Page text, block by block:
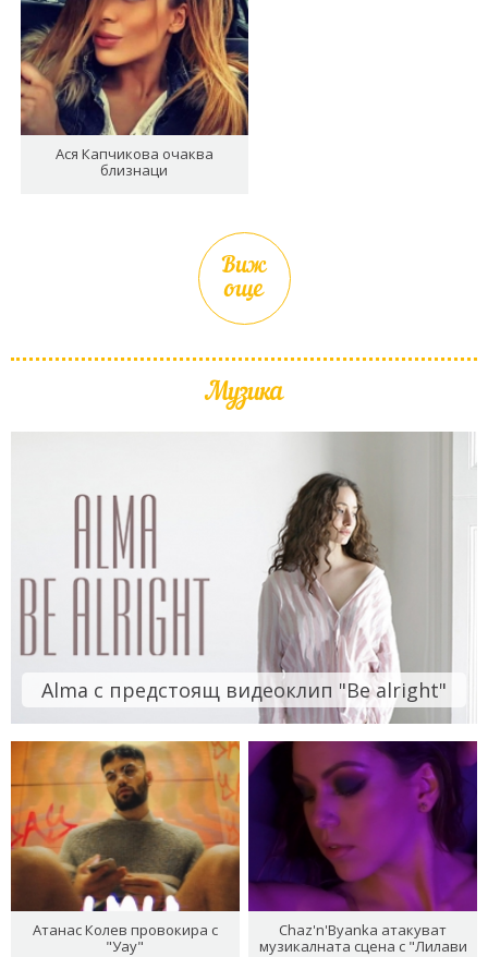
Ася Капчикова очаква
близнаци
Виж
още
Музика
Alma с предстоящ видеоклип "Be alright"
Атанас Колев провокира с
"Уау"
Chaz'n'Byanka атакуват
музикалната сцена с "Лилави